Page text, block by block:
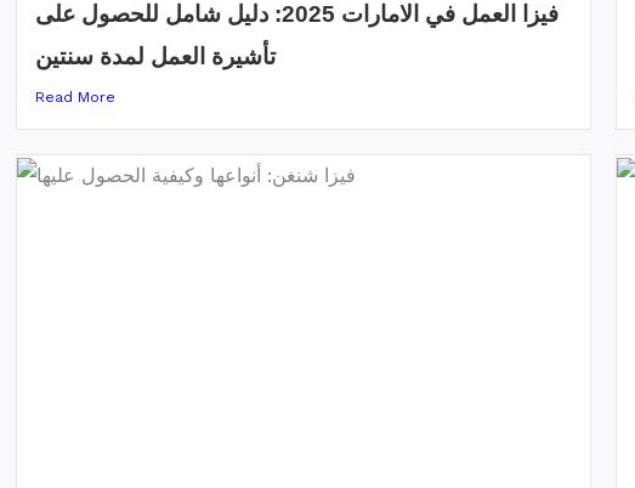
فيزا العمل في الامارات 2025: دليل شامل للحصول على
تأشيرة العمل لمدة سنتين
Read More